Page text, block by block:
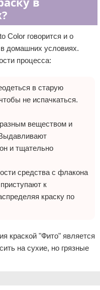
Color говорится и о
в домашних условиях.
процесса:
в старую
не испачкаться.
веществом и
и тщательно
средства с флакона
к
краску по
краской "Фито" является
на сухие, но грязные